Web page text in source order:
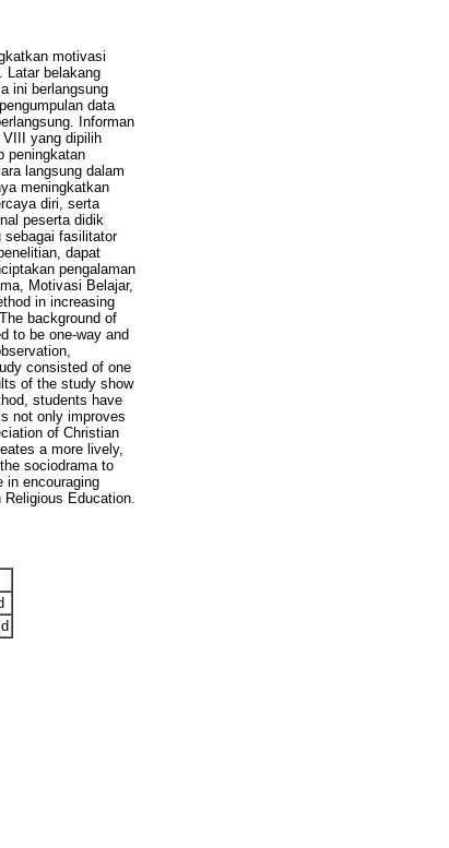
motivasi
Latar belakang
ini berlangsung
data
Informan
VIII yang dipilih
peningkatan
langsung dalam
meningkatkan
diri, serta
peserta didik
sebagai fasilitator
dapat
pengalaman
Motivasi Belajar,
in increasing
background of
to be one-way and
consisted of one
of the study show
students have
not only improves
of Christian
a more lively,
sociodrama to
in encouraging
Education.